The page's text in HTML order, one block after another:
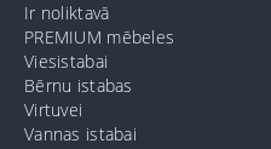
Ir noliktavā
PREMIUM mēbeles
Viesistabai
Bērnu istabas
Virtuvei
Vannas istabai